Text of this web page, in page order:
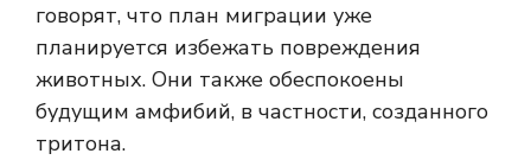
говорят, что план миграции уже
планируется избежать повреждения
животных. Они также обеспокоены
будущим амфибий, в частности, созданного
тритона.